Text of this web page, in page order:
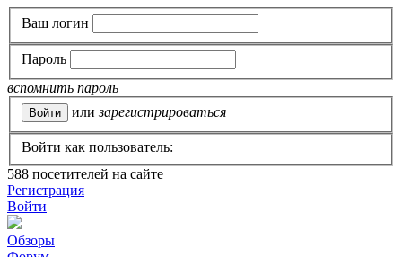
Ваш логин
Пароль
вспомнить пароль
или зарегистрироваться
Войти как пользователь:
588 посетителей на сайте
Регистрация
Войти
Обзоры